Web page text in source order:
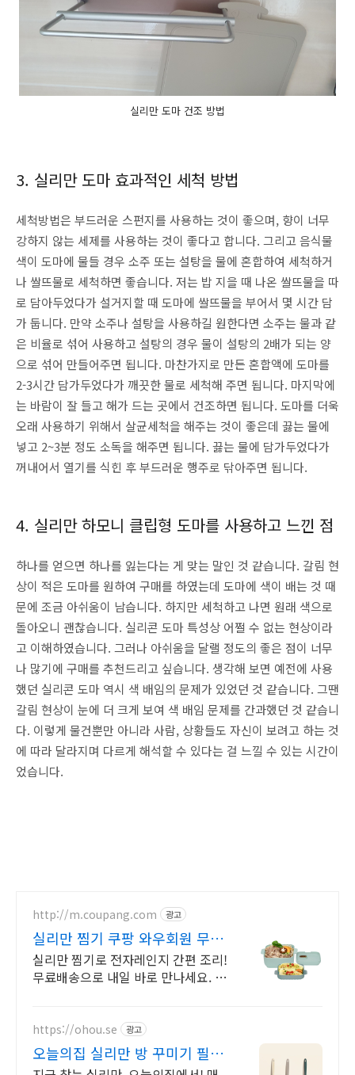
실리만 도마 건조 방법
3. 실리만 도마 효과적인 세척 방법
세척방법은 부드러운 스펀지를 사용하는 것이 좋으며, 향이 너무
강하지 않는 세제를 사용하는 것이 좋다고 합니다. 그리고 음식물
색이 도마에 물들 경우 소주 또는 설탕을 물에 혼합하여 세척하거
나 쌀뜨물로 세척하면 좋습니다. 저는 밥 지을 때 나온 쌀뜨물을 따
로 담아두었다가 설거지할 때 도마에 쌀뜨물을 부어서 몇 시간 담
가 둡니다. 만약 소주나 설탕을 사용하길 원한다면 소주는 물과 같
은 비율로 섞어 사용하고 설탕의 경우 물이 설탕의 2배가 되는 양
으로 섞어 만들어주면 됩니다. 마찬가지로 만든 혼합액에 도마를
2-3시간 담가두었다가 깨끗한 물로 세척해 주면 됩니다. 마지막에
는 바람이 잘 들고 해가 드는 곳에서 건조하면 됩니다. 도마를 더욱
오래 사용하기 위해서 살균세척을 해주는 것이 좋은데 끓는 물에
넣고 2~3분 정도 소독을 해주면 됩니다. 끓는 물에 담가두었다가
꺼내어서 열기를 식힌 후 부드러운 행주로 닦아주면 됩니다.
4. 실리만 하모니 클립형 도마를 사용하고 느낀 점
하나를 얻으면 하나를 잃는다는 게 맞는 말인 것 같습니다. 갈림 현
상이 적은 도마를 원하여 구매를 하였는데 도마에 색이 배는 것 때
문에 조금 아쉬움이 남습니다. 하지만 세척하고 나면 원래 색으로
돌아오니 괜찮습니다. 실리콘 도마 특성상 어쩔 수 없는 현상이라
고 이해하였습니다. 그러나 아쉬움을 달랠 정도의 좋은 점이 너무
나 많기에 구매를 추천드리고 싶습니다. 생각해 보면 예전에 사용
했던 실리콘 도마 역시 색 배임의 문제가 있었던 것 같습니다. 그땐
갈림 현상이 눈에 더 크게 보여 색 배임 문제를 간과했던 것 같습니
다. 이렇게 물건뿐만 아니라 사람, 상황들도 자신이 보려고 하는 것
에 따라 달라지며 다르게 해석할 수 있다는 걸 느낄 수 있는 시간이
었습니다.
http://m.coupang.com 광고
실리만 찜기 쿠팡 와우회원 무료
배송
실리만 찜기로 전자레인지 간편 조리!
무료배송으로 내일 바로 만나세요. 전
https://ohou.se 광고
오늘의집 실리만 방 꾸미기 필수